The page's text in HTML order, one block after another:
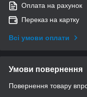
Оплата на рахунок
Переказ на картку
Всі умови оплати
Умови повернення
Повернення товару